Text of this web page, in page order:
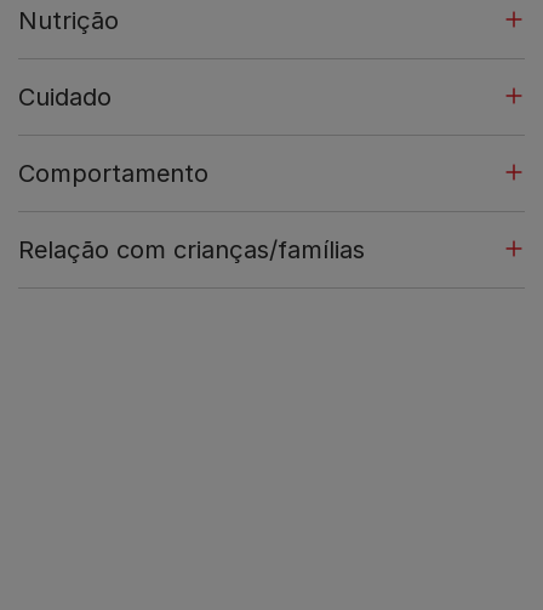
Nutrição
Cuidado
Comportamento
Relação com crianças/famílias